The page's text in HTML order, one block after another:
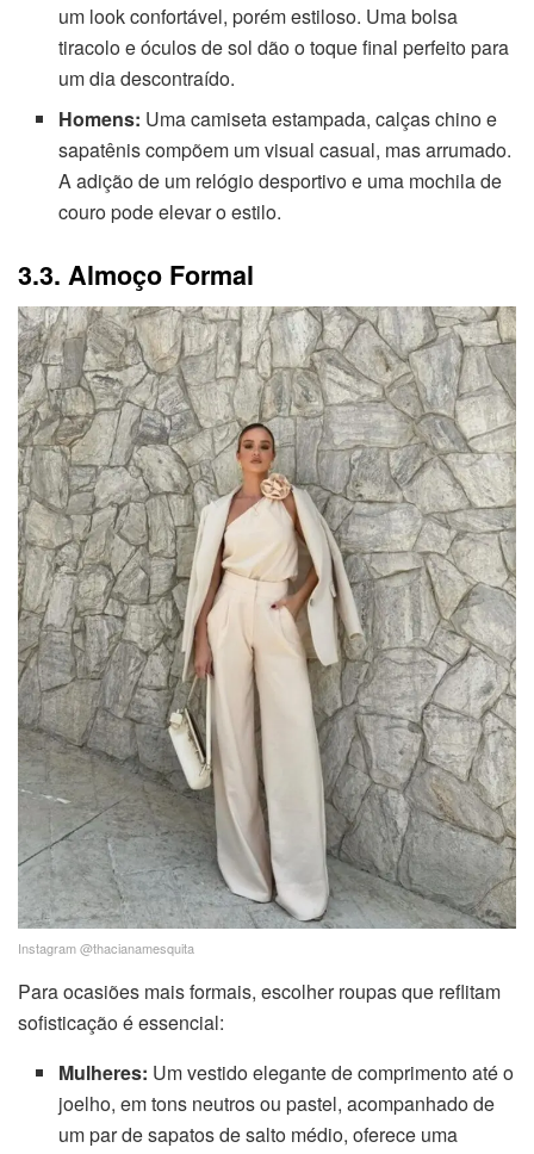
um look confortável, porém estiloso. Uma bolsa
tiracolo e óculos de sol dão o toque final perfeito para
um dia descontraído.
Homens: Uma camiseta estampada, calças chino e
sapatênis compõem um visual casual, mas arrumado.
A adição de um relógio desportivo e uma mochila de
couro pode elevar o estilo.
3.3. Almoço Formal
Instagram @thacianamesquita
Para ocasiões mais formais, escolher roupas que reflitam
sofisticação é essencial:
Mulheres: Um vestido elegante de comprimento até o
joelho, em tons neutros ou pastel, acompanhado de
um par de sapatos de salto médio, oferece uma